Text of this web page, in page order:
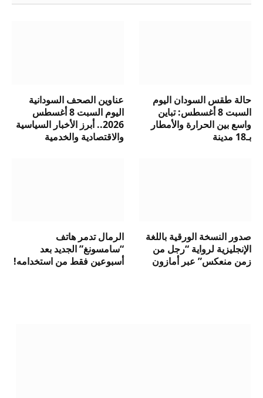
حالة طقس السودان اليوم
السبت 8 أغسطس: تباين
واسع بين الحرارة والأمطار
بـ18 مدينة
عناوين الصحف السودانية
اليوم السبت 8 أغسطس
2026.. أبرز الأخبار السياسية
والاقتصادية والخدمية
صدور النسخة الورقية باللغة
الإنجليزية لرواية “رجل من
زمن منعكس” عبر أمازون
الرمال تدمر هاتف
“سامسونغ” الجديد بعد
أسبوعين فقط من استخدامه!